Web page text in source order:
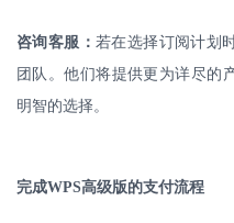
咨询客服：若在选择订阅计划
团队。他们将提供更为详尽的
明智的选择。
完成WPS高级版的支付流程